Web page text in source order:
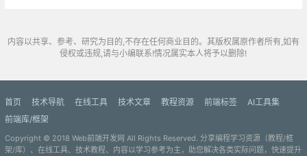
内容以共享、参考、研究为目的,不存在任何商业目的。其版权属原作者所有,如有
侵权或违规,请与小编联系!情况属实本人将予以删除!
首页 技术导航 在线工具 技术文章 教程资源 前端标签
AI工具集
前端库/框架